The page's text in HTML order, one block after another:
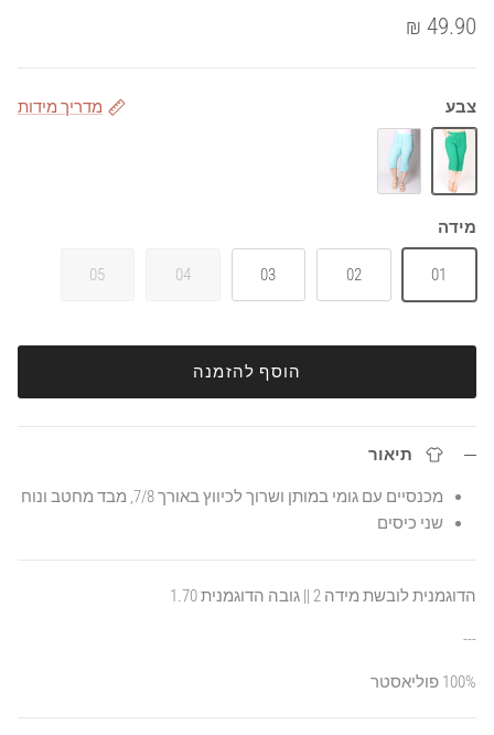
49.90 ₪
צבע מדריך מידות
מידה
01
02
03
04
05
הוסף להזמנה
תיאור
מכנסיים עם גומי במותן ושרוך לכיווץ באורך 7/8, מבד מחטב ונוח
שני כיסים
הדוגמנית לובשת מידה 2 || גובה הדוגמנית 1.70
---
100% פוליאסטר